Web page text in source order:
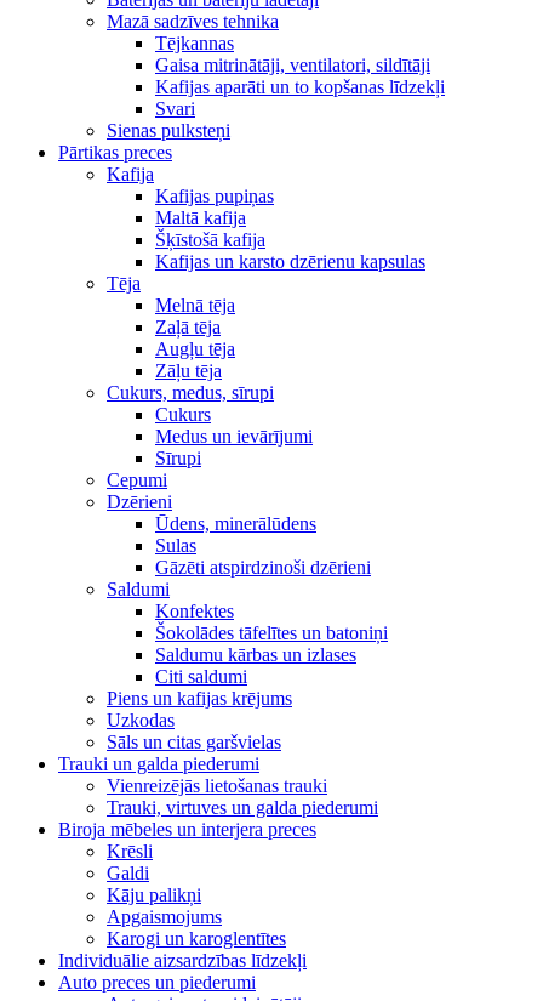
Mazā sadzīves tehnika
Tējkannas
Gaisa mitrinātāji, ventilatori, sildītāji
Kafijas aparāti un to kopšanas līdzekļi
Svari
Sienas pulksteņi
Pārtikas preces
Kafija
Kafijas pupiņas
Maltā kafija
Šķīstošā kafija
Kafijas un karsto dzērienu kapsulas
Tēja
Melnā tēja
Zaļā tēja
Augļu tēja
Zāļu tēja
Cukurs, medus, sīrupi
Cukurs
Medus un ievārījumi
Sīrupi
Cepumi
Dzērieni
Ūdens, minerālūdens
Sulas
Gāzēti atspirdzinoši dzērieni
Saldumi
Konfektes
Šokolādes tāfelītes un batoniņi
Saldumu kārbas un izlases
Citi saldumi
Piens un kafijas krējums
Uzkodas
Sāls un citas garšvielas
Trauki un galda piederumi
Vienreizējās lietošanas trauki
Trauki, virtuves un galda piederumi
Biroja mēbeles un interjera preces
Krēsli
Galdi
Kāju palikņi
Apgaismojums
Karogi un karoglentītes
Individuālie aizsardzības līdzekļi
Auto preces un piederumi